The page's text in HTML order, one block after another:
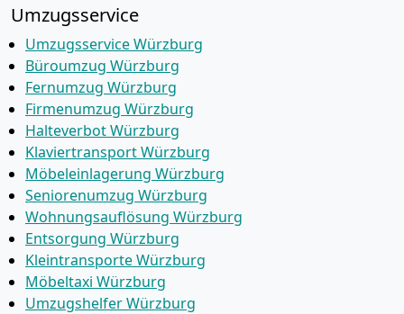
Umzugsservice
Umzugsservice Würzburg
Büroumzug Würzburg
Fernumzug Würzburg
Firmenumzug Würzburg
Halteverbot Würzburg
Klaviertransport Würzburg
Möbeleinlagerung Würzburg
Seniorenumzug Würzburg
Wohnungsauflösung Würzburg
Entsorgung Würzburg
Kleintransporte Würzburg
Möbeltaxi Würzburg
Umzugshelfer Würzburg